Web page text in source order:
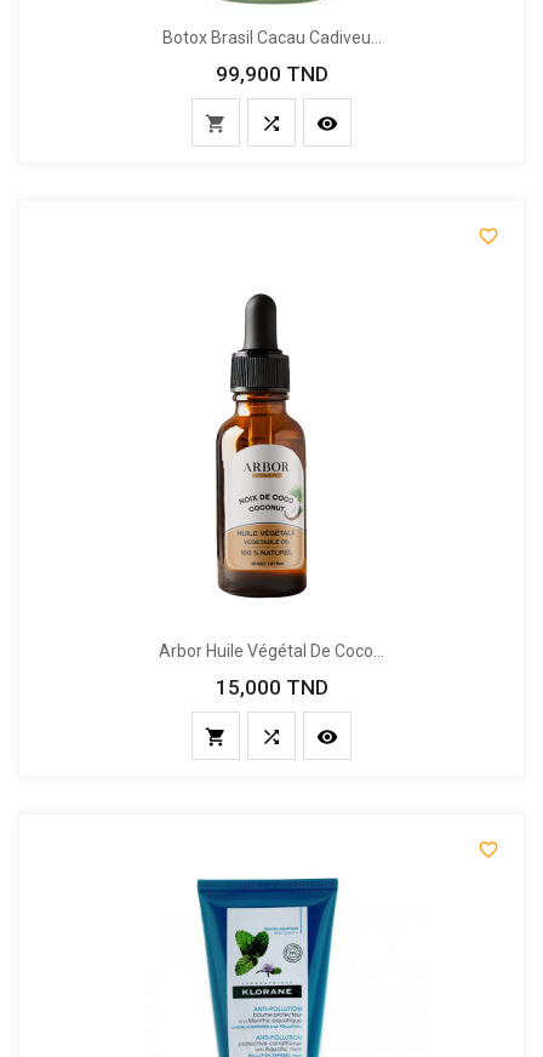
Botox Brasil Cacau Cadiveu...
Prix
99,900 TND
  

Arbor Huile Végétal De Coco...
Prix
15,000 TND
  
